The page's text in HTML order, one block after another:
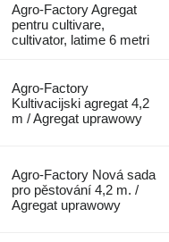
Agro-Factory Agregat
pentru cultivare,
cultivator, latime 6 metri
Agro-Factory
Kultivacijski agregat 4,2
m / Agregat uprawowy
Agro-Factory Nová sada
pro pěstování 4,2 m. /
Agregat uprawowy